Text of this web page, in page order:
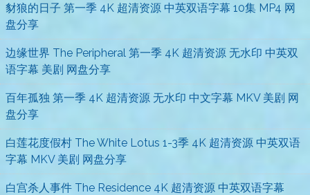
豺狼的日子 第一季 4K 超清资源 中英双语字幕 10集 MP4 网
盘分享
边缘世界 The Peripheral 第一季 4K 超清资源 无水印 中英双
语字幕 美剧 网盘分享
百年孤独 第一季 4K 超清资源 无水印 中文字幕 MKV 美剧 网
盘分享
白莲花度假村 The White Lotus 1-3季 4K 超清资源 中英双语
字幕 MKV 美剧 网盘分享
白宫杀人事件 The Residence 4K 超清资源 中英双语字幕